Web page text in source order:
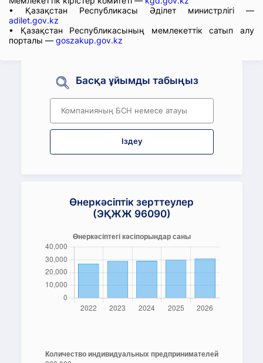
• Қазақстан Республикасы Әділет министрлігі —
adilet.gov.kz
• Қазақстан Республикасының мемлекеттік сатып алу
порталы — goszakup.gov.kz
Басқа ұйымды табыңыз
Іздеу
Өнеркәсіптік зерттеулер
(ЭҚЖЖ 96090)